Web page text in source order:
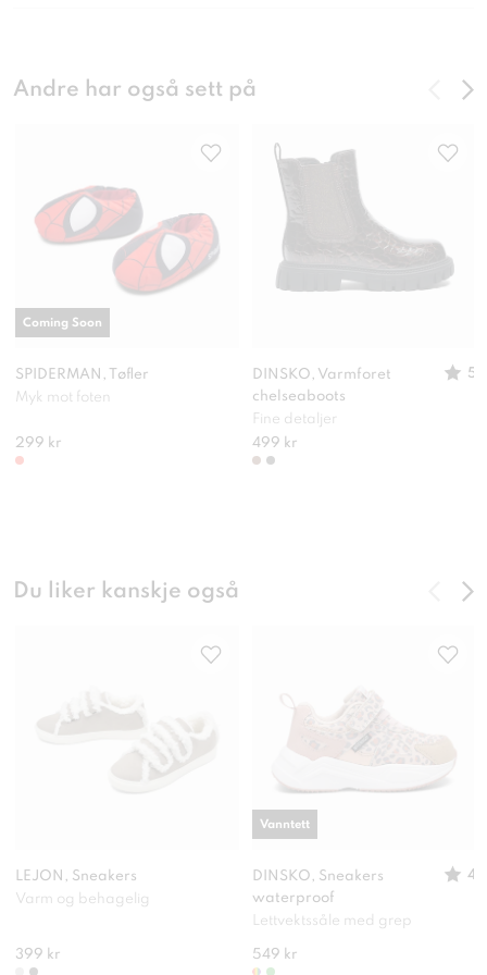
Andre har også sett på
SPIDERMAN, Tøfler
Myk mot foten
299 kr
Coming Soon
DINSKO, Varmforet
chelseaboots
5
Fine detaljer
499 kr
Du liker kanskje også
LEJON, Sneakers
Varm og behagelig
399 kr
DINSKO, Sneakers
waterproof
4
Lettvektssåle med grep
549 kr
Vanntett